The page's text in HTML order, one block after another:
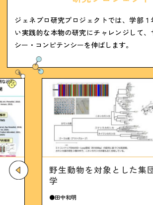
ジェネプロ研究プロジェクトでは、学部
い実践的な本物の研究にチャレンジして
シー・コンピテンシーを伸ばします。
伝
副作用の少ない抗がん剤
う！
●永根大幹